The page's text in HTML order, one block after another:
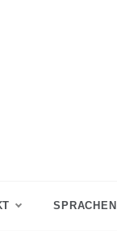
SPRACHEN